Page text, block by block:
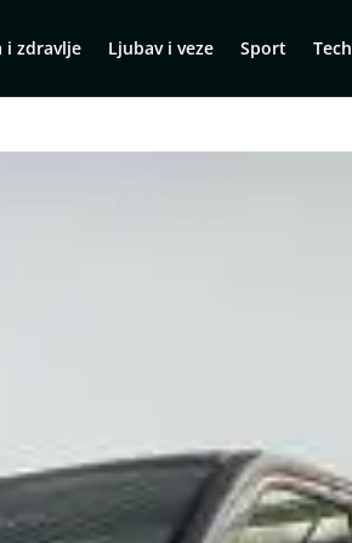
i zdravlje Ljubav i veze Sport Tech